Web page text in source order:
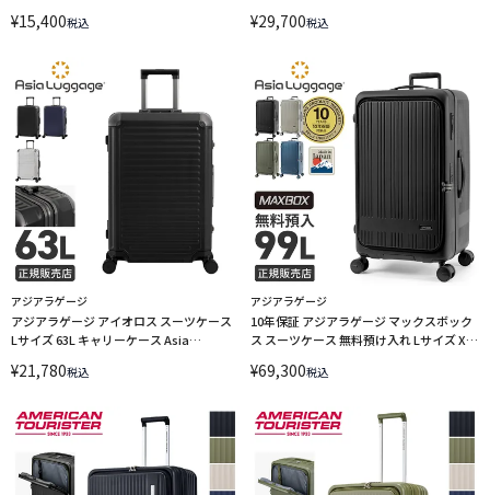
ックス ウルトラダイン METRO SLING
¥15,400税込
ルトラダイン METRO CROSSBODY
¥29,700税込
アジアラゲージ
アジアラゲージ アイオロス スーツケース
Lサイズ 63L キャリーケース Asia
¥21,780税込
アジアラゲージ
10年保証 アジアラゲージ マックスボック
ス スーツケース 無料預け入れ Lサイズ XL
8011RVTL-28
¥69,300税込